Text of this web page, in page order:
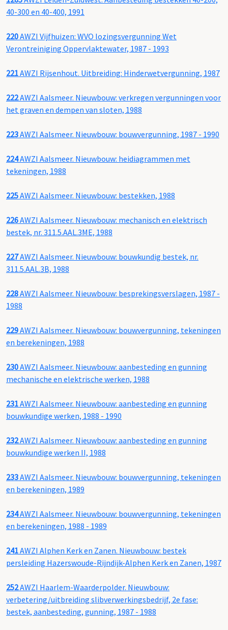
40-300 en 40-400, 1991
220AWZI Vijfhuizen: WVO lozingsvergunning Wet
Verontreiniging Oppervlaktewater, 1987 - 1993
221AWZI Rijsenhout. Uitbreiding: Hinderwetvergunning, 1987
222AWZI Aalsmeer. Nieuwbouw: verkregen vergunningen voor
het graven en dempen van sloten, 1988
223AWZI Aalsmeer. Nieuwbouw: bouwvergunning, 1987 - 1990
224AWZI Aalsmeer. Nieuwbouw: heidiagrammen met
tekeningen, 1988
225AWZI Aalsmeer. Nieuwbouw: bestekken, 1988
226AWZI Aalsmeer. Nieuwbouw: mechanisch en elektrisch
bestek, nr. 311.5.AAL.3ME, 1988
227AWZI Aalsmeer. Nieuwbouw: bouwkundig bestek, nr.
311.5.AAL.3B, 1988
228AWZI Aalsmeer. Nieuwbouw: besprekingsverslagen, 1987 -
1988
229AWZI Aalsmeer. Nieuwbouw: bouwvergunning, tekeningen
en berekeningen, 1988
230AWZI Aalsmeer. Nieuwbouw: aanbesteding en gunning
mechanische en elektrische werken, 1988
231AWZI Aalsmeer. Nieuwbouw: aanbesteding en gunning
bouwkundige werken, 1988 - 1990
232AWZI Aalsmeer. Nieuwbouw: aanbesteding en gunning
bouwkundige werken II, 1988
233AWZI Aalsmeer. Nieuwbouw: bouwvergunning, tekeningen
en berekeningen, 1989
234AWZI Aalsmeer. Nieuwbouw: bouwvergunning, tekeningen
en berekeningen, 1988 - 1989
241AWZI Alphen Kerk en Zanen. Nieuwbouw: bestek
persleiding Hazerswoude-Rijndijk-Alphen Kerk en Zanen, 1987
252AWZI Haarlem-Waarderpolder. Nieuwbouw:
verbetering/uitbreiding slibverwerkingsbedrijf, 2e fase:
bestek, aanbesteding, gunning, 1987 - 1988